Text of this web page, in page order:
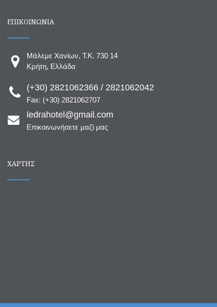
ΕΠΙΚΟΙΝΩΝΙΑ
Μάλεμε Χανίων, T.K. 730 14
Κρήτη, Ελλάδα
(+30) 2821062366 / 2821062042
Fax: (+30) 2821062707
ledrahotel@gmail.com
Επικοινωνήσετε μαζί μας
ΧΆΡΤΗΣ